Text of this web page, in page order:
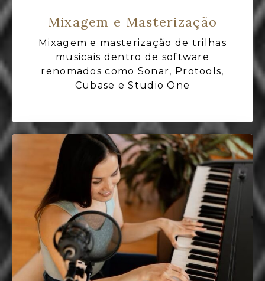
Mixagem e Masterização
Mixagem e masterização de trilhas
musicais dentro de software
renomados como Sonar, Protools,
Cubase e Studio One